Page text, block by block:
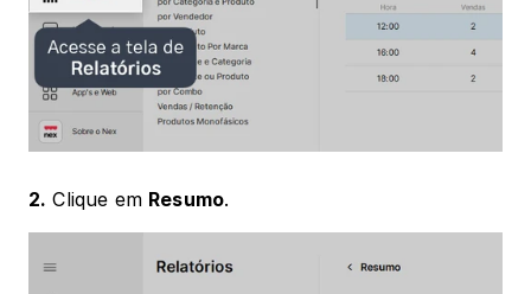
2. Clique em Resumo.